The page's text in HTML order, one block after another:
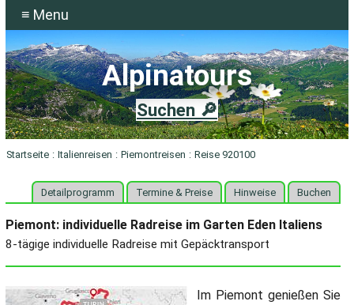
≡ Menu
Suchen 🔎
Alpinatours
Startseite : Italienreisen : Piemontreisen : Reise 920100
Detailprogramm Termine & Preise Hinweise Buchen
Piemont: individuelle Radreise im Garten Eden Italiens
8-tägige individuelle Radreise mit Gepäcktransport
Im Piemont genießen Sie